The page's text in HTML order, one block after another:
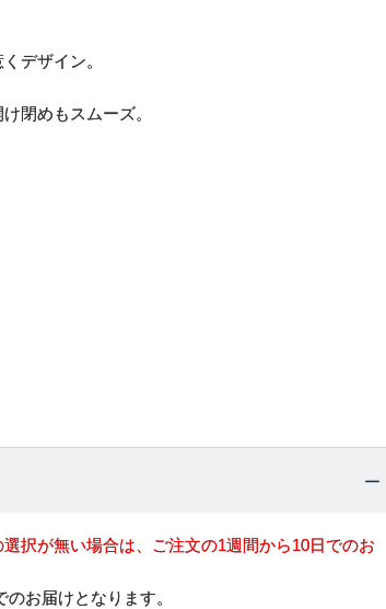
デザイン。
閉めもスムーズ。
択が無い場合は、ご注文の1週間から10日でのお
お届けとなります。